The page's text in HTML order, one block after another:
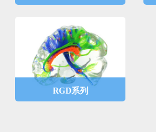
明、青色 、品红 、黄色
、白色、黑色等6色，其
中分为标准柔性材料、超
软柔性材料，可应用不同
软硬度的模型及功能模拟
RGD系列